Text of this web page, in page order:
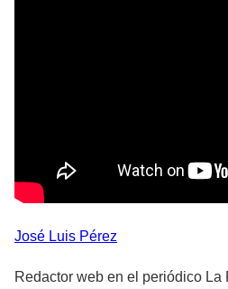
José Luis Pérez
Redactor web en el periódico La